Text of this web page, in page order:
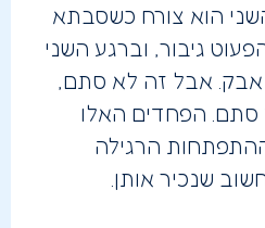
הוא צורח כשסבתא
גיבור, וברגע השני
אבל זה לא סתם,
הפחדים האלו
הרגילה
שנכיר אותן.